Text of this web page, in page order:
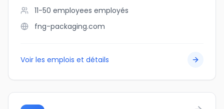
11-50 employees employés
fng-packaging.com
Voir les emplois et détails